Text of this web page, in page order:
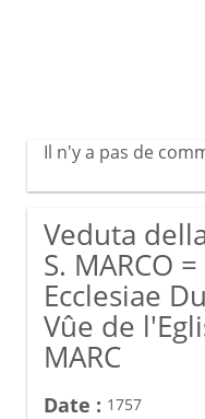
Il n'y a pas de
Veduta
S. MARCO
Ecclesiae
Vûe de
MARC
Date : 1757